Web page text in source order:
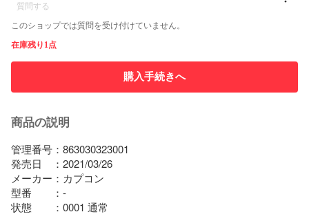
質問する
このショップでは質問を受け付けていません。
在庫残り1点
購入手続きへ
商品の説明
管理番号：863030323001
発売日　：2021/03/26
メーカー：カプコン
型番　　：-
状態　　：0001 通常